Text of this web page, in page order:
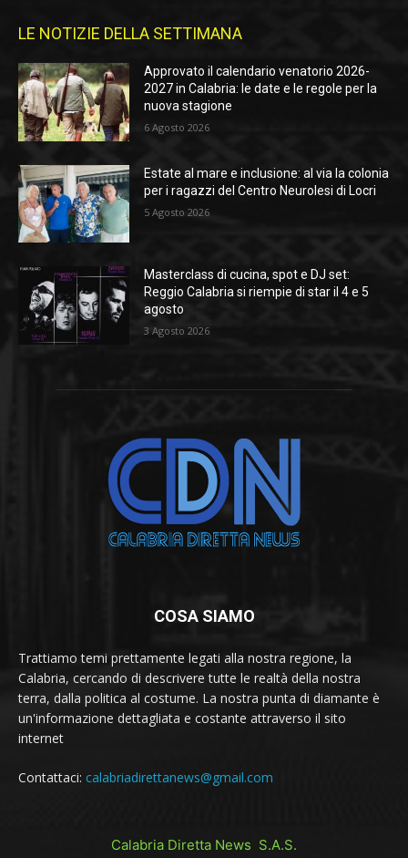
LE NOTIZIE DELLA SETTIMANA
Approvato il calendario venatorio 2026-
2027 in Calabria: le date e le regole per la
nuova stagione
6 Agosto 2026
Estate al mare e inclusione: al via la colonia
per i ragazzi del Centro Neurolesi di Locri
5 Agosto 2026
Masterclass di cucina, spot e DJ set:
Reggio Calabria si riempie di star il 4 e 5
agosto
3 Agosto 2026
COSA SIAMO
Trattiamo temi prettamente legati alla nostra regione, la
Calabria, cercando di descrivere tutte le realtà della nostra
terra, dalla politica al costume. La nostra punta di diamante è
un'informazione dettagliata e costante attraverso il sito
internet
Contattaci: calabriadirettanews@gmail.com
Calabria Diretta News S.A.S.